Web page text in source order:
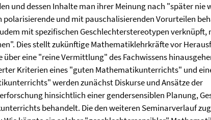
und dessen Inhalte man ihrer Meinung nach "später nie
polarisierende und mit pauschalisierenden Vorurteilen
mit spezifischen Geschlechterstereotypen verknüpft,
Dies stellt zukünftige Mathematiklehrkräfte vor
über eine "reine Vermittlung" des Fachwissens
Kriterien eines "guten Mathematikunterrichts" und
werden zunächst Diskurse und Ansätze der
hinsichtlich einer gendersensiblen Planung,
behandelt. Die den weiteren Seminarverlauf